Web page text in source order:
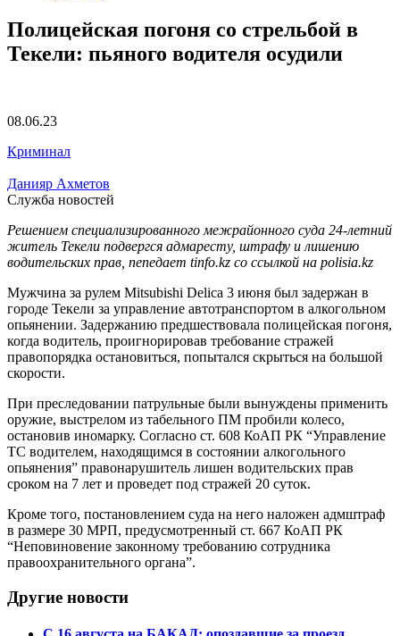
Полицейская погоня со стрельбой в
Текели: пьяного водителя осудили
08.06.23
Криминал
Данияр Ахметов
Служба новостей
Решением специализированного межрайонного суда 24-летний
житель Текели подвергся адмаресту, штрафу и лишению
водительских прав, пепедает tinfo.kz со ссылкой на polisia.kz
Мужчина за рулем Mitsubishi Delica 3 июня был задержан в
городе Текели за управление автотранспортом в алкогольном
опьянении. Задержанию предшествовала полицейская погоня,
когда водитель, проигнорировав требование стражей
правопорядка остановиться, попытался скрыться на большой
скорости.
При преследовании патрульные были вынуждены применить
оружие, выстрелом из табельного ПМ пробили колесо,
остановив иномарку. Согласно ст. 608 КоАП РК “Управление
ТС водителем, находящимся в состоянии алкогольного
опьянения” правонарушитель лишен водительских прав
сроком на 7 лет и проведет под стражей 20 суток.
Кроме того, постановлением суда на него наложен адмштраф
в размере 30 МРП, предусмотренный ст. 667 КоАП РК
“Неповиновение законному требованию сотрудника
правоохранительного органа”.
Другие новости